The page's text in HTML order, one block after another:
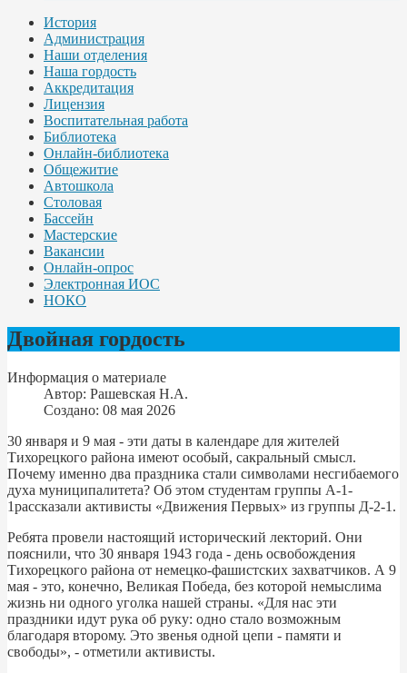
История
Администрация
Наши отделения
Наша гордость
Аккредитация
Лицензия
Воспитательная работа
Библиотека
Онлайн-библиотека
Общежитие
Автошкола
Столовая
Бассейн
Мастерские
Вакансии
Онлайн-опрос
Электронная ИОС
НОКО
Двойная гордость
Информация о материале
Автор: Рашевская Н.А.
Создано: 08 мая 2026
30 января и 9 мая - эти даты в календаре для жителей
Тихорецкого района имеют особый, сакральный смысл.
Почему именно два праздника стали символами несгибаемого
духа муниципалитета? Об этом студентам группы А-1-
1рассказали активисты «Движения Первых» из группы Д-2-1.
Ребята провели настоящий исторический лекторий. Они
пояснили, что 30 января 1943 года - день освобождения
Тихорецкого района от немецко-фашистских захватчиков. А 9
мая - это, конечно, Великая Победа, без которой немыслима
жизнь ни одного уголка нашей страны. «Для нас эти
праздники идут рука об руку: одно стало возможным
благодаря второму. Это звенья одной цепи - памяти и
свободы», - отметили активисты.